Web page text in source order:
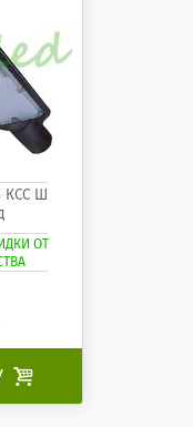
КСС Ш
ОТ
